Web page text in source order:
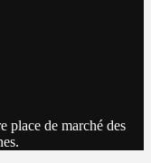
place de marché des